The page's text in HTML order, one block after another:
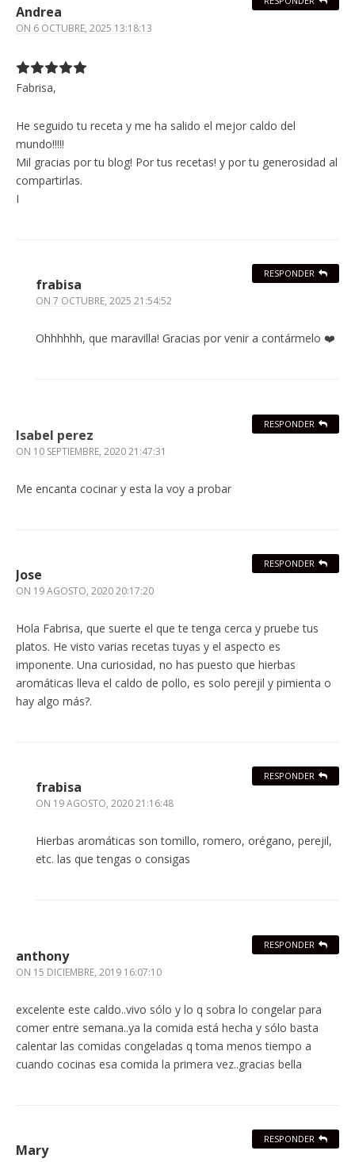
Andrea
ON 6 OCTUBRE, 2025 13:18:13
Fabrisa,
He seguido tu receta y me ha salido el mejor caldo del
mundo!!!!!
Mil gracias por tu blog! Por tus recetas! y por tu generosidad al
compartirlas.
I
frabisa
ON 7 OCTUBRE, 2025 21:54:52
Ohhhhhh, que maravilla! Gracias por venir a contármelo ❤️
RESPONDER
Isabel perez
ON 10 SEPTIEMBRE, 2020 21:47:31
Me encanta cocinar y esta la voy a probar
RESPONDER
Jose
ON 19 AGOSTO, 2020 20:17:20
Hola Fabrisa, que suerte el que te tenga cerca y pruebe tus
platos. He visto varias recetas tuyas y el aspecto es
imponente. Una curiosidad, no has puesto que hierbas
aromáticas lleva el caldo de pollo, es solo perejil y pimienta o
hay algo más?.
RESPONDER
frabisa
ON 19 AGOSTO, 2020 21:16:48
Hierbas aromáticas son tomillo, romero, orégano, perejil,
etc. las que tengas o consigas
RESPONDER
anthony
ON 15 DICIEMBRE, 2019 16:07:10
excelente este caldo..vivo sólo y lo q sobra lo congelar para
comer entre semana..ya la comida está hecha y sólo basta
calentar las comidas congeladas q toma menos tiempo a
cuando cocinas esa comida la primera vez..gracias bella
RESPONDER
Mary
RESPONDER